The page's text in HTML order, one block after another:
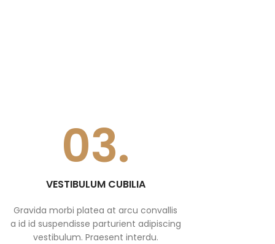
03.
VESTIBULUM CUBILIA
Gravida morbi platea at arcu convallis
a id id suspendisse parturient adipiscing
vestibulum. Praesent interdu.